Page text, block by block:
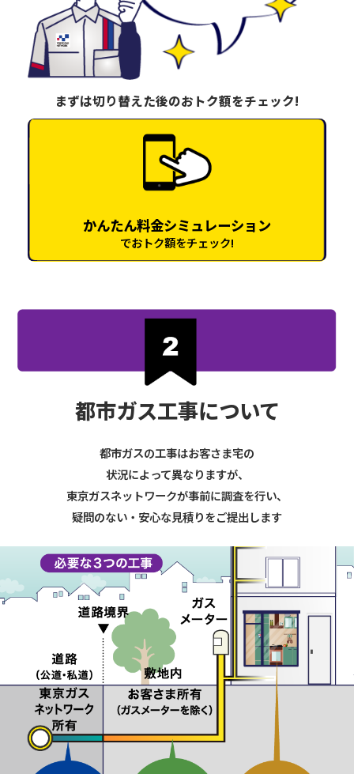
まずは切り替えた後のおトク額をチェック!
かんたん料金シミュレーション
でおトク額をチェック!
都市ガス工事について
都市ガスの工事はお客さま宅の
状況によって異なりますが、
東京ガスネットワークが事前に調査を行い、
疑問のない・安心な見積りをご提出します